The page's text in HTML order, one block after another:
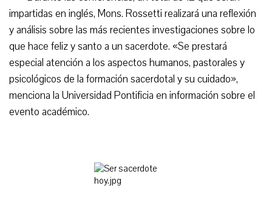
impartidas en inglés, Mons. Rossetti realizará una reflexión
y análisis sobre las más recientes investigaciones sobre lo
que hace feliz y santo a un sacerdote. «Se prestará
especial atención a los aspectos humanos, pastorales y
psicológicos de la formación sacerdotal y su cuidado»,
menciona la Universidad Pontificia en información sobre el
evento académico.